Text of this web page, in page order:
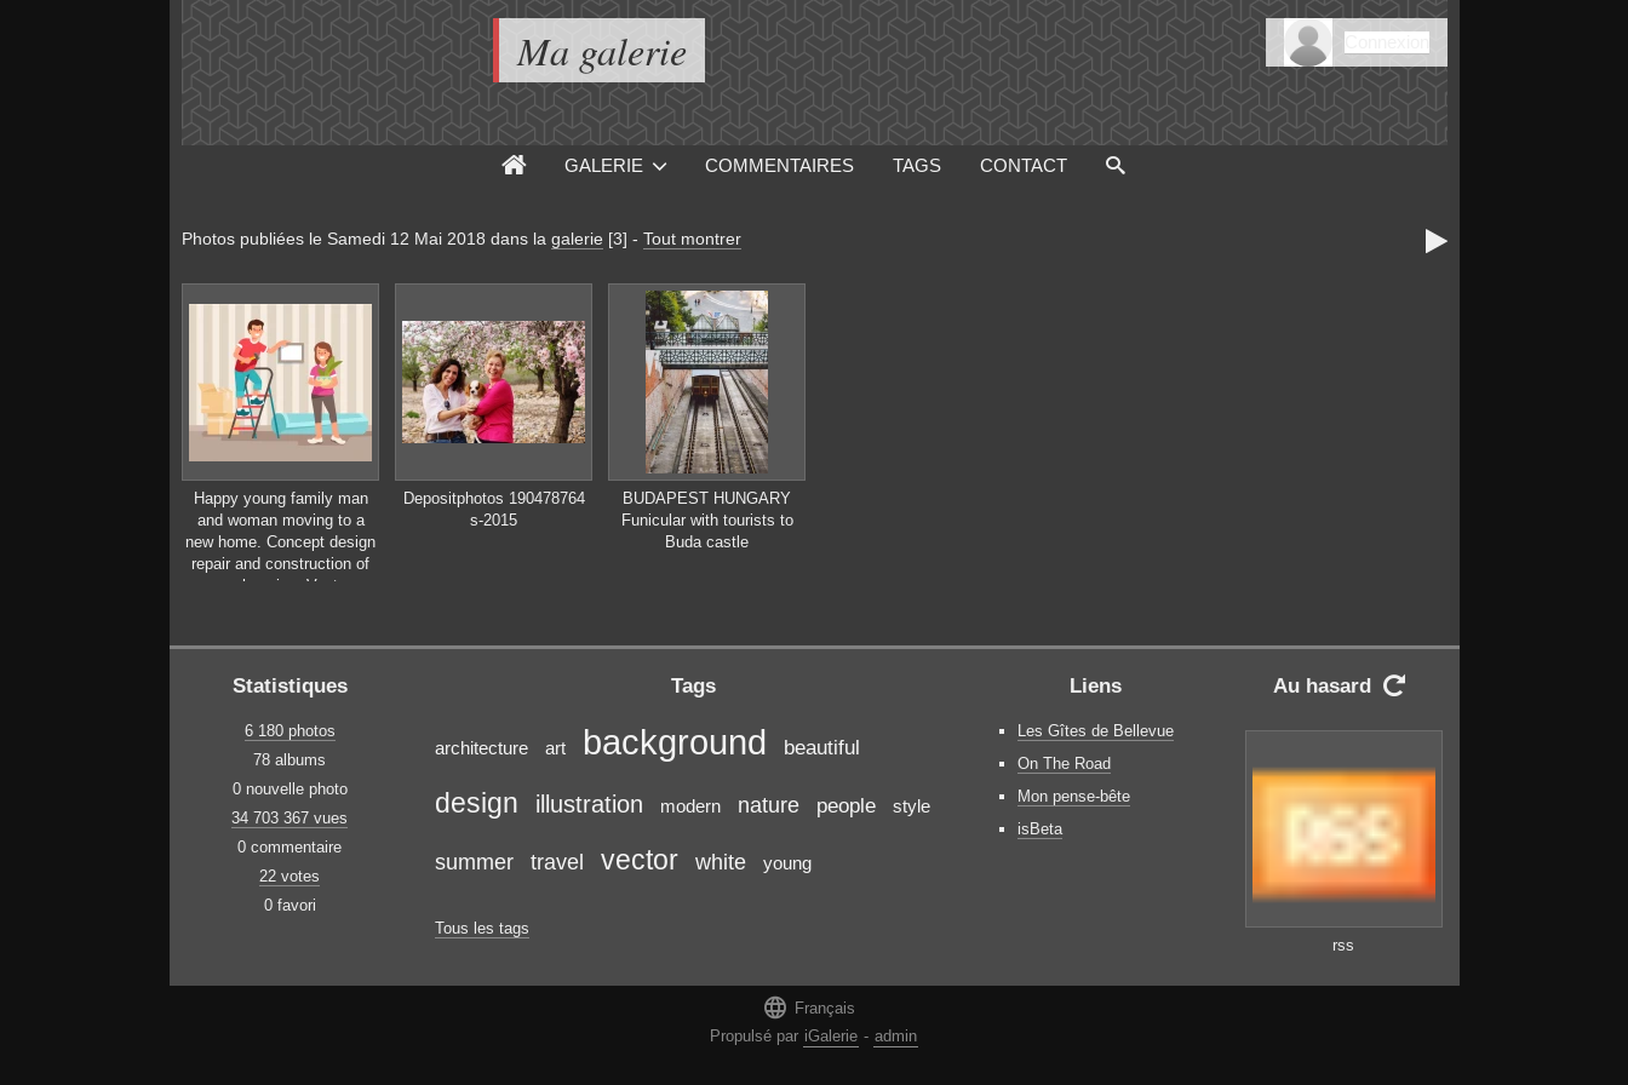
Ma galerie
GALERIE COMMENTAIRES TAGS CONTACT
Photos publiées le Samedi 12 Mai 2018 dans la galerie [3] - Tout montrer 
Happy young family man
and woman moving to a
new home. Concept design
repair and construction of
new housing. Vector
Depositphotos 190478764
s-2015
BUDAPEST HUNGARY
Funicular with tourists to
Buda castle
Statistiques
6 180 photos
78 albums
0 nouvelle photo
34 703 367 vues
0 commentaire
22 votes
0 favori
Tags
architecture art background beautiful
design illustration modern nature people style
summer travel vector white young
Tous les tags
Liens
Les Gîtes de Bellevue
On The Road
Mon pense-bête
isBeta
Au hasard 
rss
 Français
Propulsé par iGalerie - admin